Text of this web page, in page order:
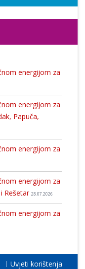
energijom za
energijom za
Papuča,
energijom za
energijom za
Rešetar 28.07.2026
energijom za
Uvjeti korištenja